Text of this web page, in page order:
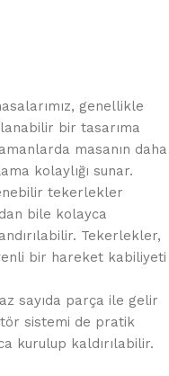
genellikle
bir tasarıma
masanın daha
kolaylığı sunar.
tekerlekler
bile kolayca
Tekerlekler,
bir hareket kabiliyeti
sayıda parça ile gelir
sistemi de pratik
kurulup kaldırılabilir.